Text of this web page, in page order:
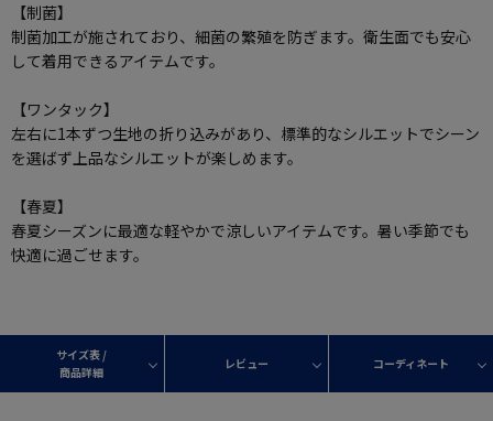
【制菌】
制菌加工が施されており、細菌の繁殖を防ぎます。衛生面でも安心
して着用できるアイテムです。
【ワンタック】
左右に1本ずつ生地の折り込みがあり、標準的なシルエットでシーン
を選ばず上品なシルエットが楽しめます。
【春夏】
春夏シーズンに最適な軽やかで涼しいアイテムです。暑い季節でも
快適に過ごせます。
サイズ表 /
商品詳細
レビュー コーディネート